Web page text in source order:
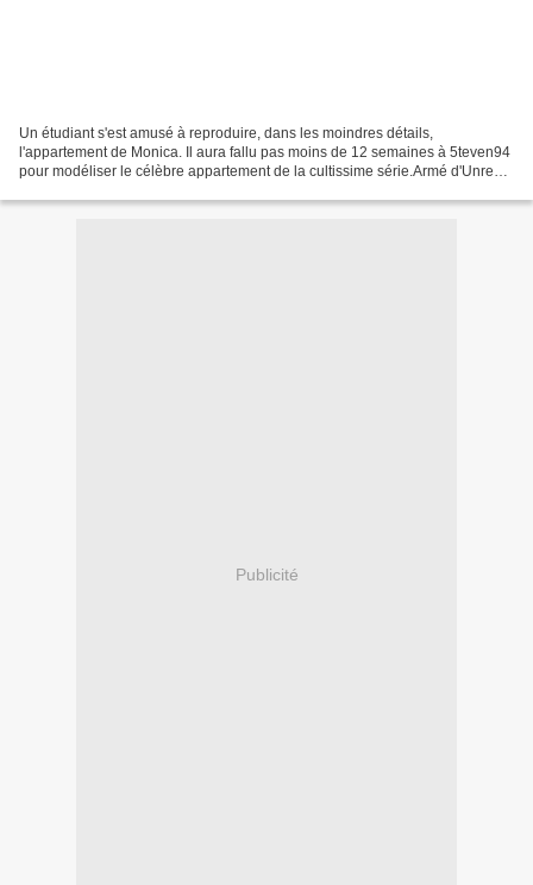
Un étudiant s'est amusé à reproduire, dans les moindres détails,
l'appartement de Monica. Il aura fallu pas moins de 12 semaines à 5teven94
pour modéliser le célèbre appartement de la cultissime série.Armé d'Unreal
Publicité